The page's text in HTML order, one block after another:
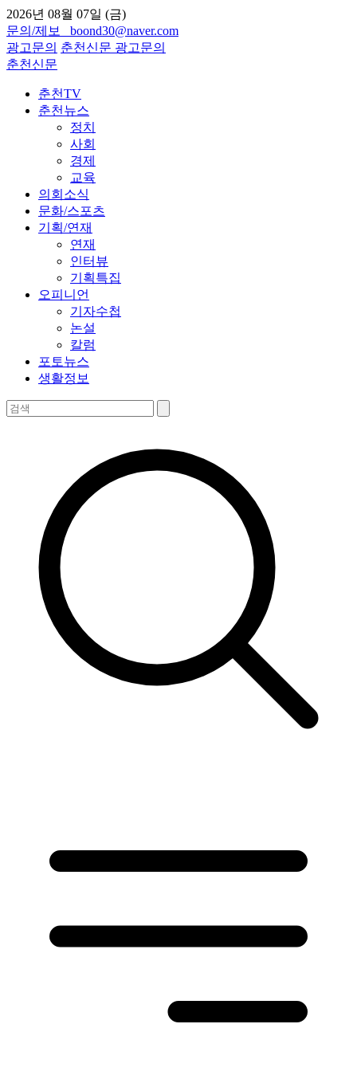
2026년 08월 07일 (금)
문의/제보 boond30@naver.com
광고문의 춘천신문 광고문의
춘천신문
춘천TV
춘천뉴스
정치
사회
경제
교육
의회소식
문화/스포츠
기획/연재
연재
인터뷰
기획특집
오피니언
기자수첩
논설
칼럼
포토뉴스
생활정보